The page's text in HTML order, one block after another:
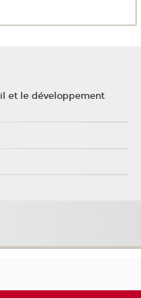
et le développement